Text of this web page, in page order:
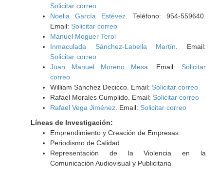
Solicitar correo
Noelia García Estévez. Teléfono: 954-559640.
Email: Solicitar correo
Manuel Moguer Terol
Inmaculada Sánchez-Labella Martín . Email:
Solicitar correo
Juan Manuel Moreno Mesa . Email: Solicitar
correo
William Sánchez Decicco. Email: Solicitar correo
Rafael Morales Cumplido. Email: Solicitar correo
Rafael Vega Jiménez. Email: Solicitar correo
Líneas de Investigación:
Emprendimiento y Creación de Empresas
Periodismo de Calidad
Representación de la Violencia en la
Comunicación Audiovisual y Publicitaria